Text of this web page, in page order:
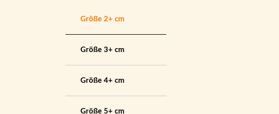
Größe 2+ cm
Größe 3+ cm
Größe 4+ cm
Größe 5+ cm